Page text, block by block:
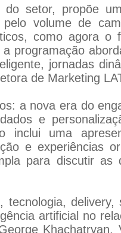
setor, propõe
volume de
como agora o
programação
jornadas
de Marketing
a nova era do
e
inclui uma
e experiências
para discutir as
delivery,
artificial no
Khachatryan,